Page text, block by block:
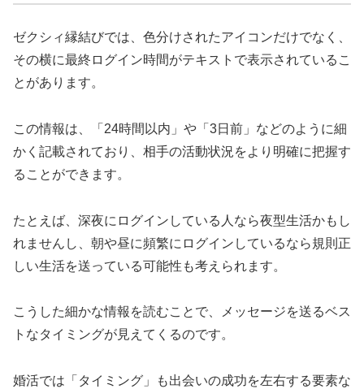
ゼクシィ縁結びでは、色分けされたアイコンだけでなく、
その横に最終ログイン時間がテキストで表示されているこ
とがあります。
この情報は、「24時間以内」や「3日前」などのように細
かく記載されており、相手の活動状況をより明確に把握す
ることができます。
たとえば、深夜にログインしている人なら夜型生活かもし
れませんし、朝や昼に頻繁にログインしているなら規則正
しい生活を送っている可能性も考えられます。
こうした細かな情報を読むことで、メッセージを送るベス
トなタイミングが見えてくるのです。
婚活では「タイミング」も出会いの成功を左右する要素な